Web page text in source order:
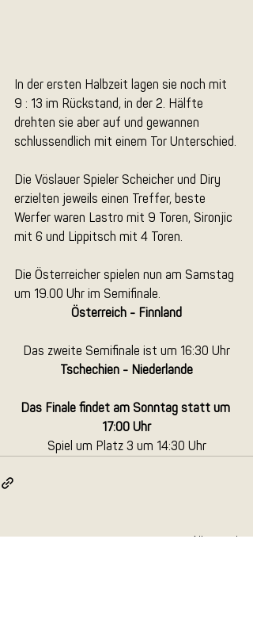
In der ersten Halbzeit lagen sie noch mit
9 : 13 im Rückstand, in der 2. Hälfte
drehten sie aber auf und gewannen
schlussendlich mit einem Tor Unterschied.
Die Vöslauer Spieler Scheicher und Diry
erzielten jeweils einen Treffer, beste
Werfer waren Lastro mit 9 Toren, Sironjic
mit 6 und Lippitsch mit 4 Toren.
Die Österreicher spielen nun am Samstag
um 19.00 Uhr im Semifinale.
Österreich - Finnland
Das zweite Semifinale ist um 16:30 Uhr
Tschechien - Niederlande
Das Finale findet am Sonntag statt um
17:00 Uhr
Spiel um Platz 3 um 14:30 Uhr
Alle ansehen